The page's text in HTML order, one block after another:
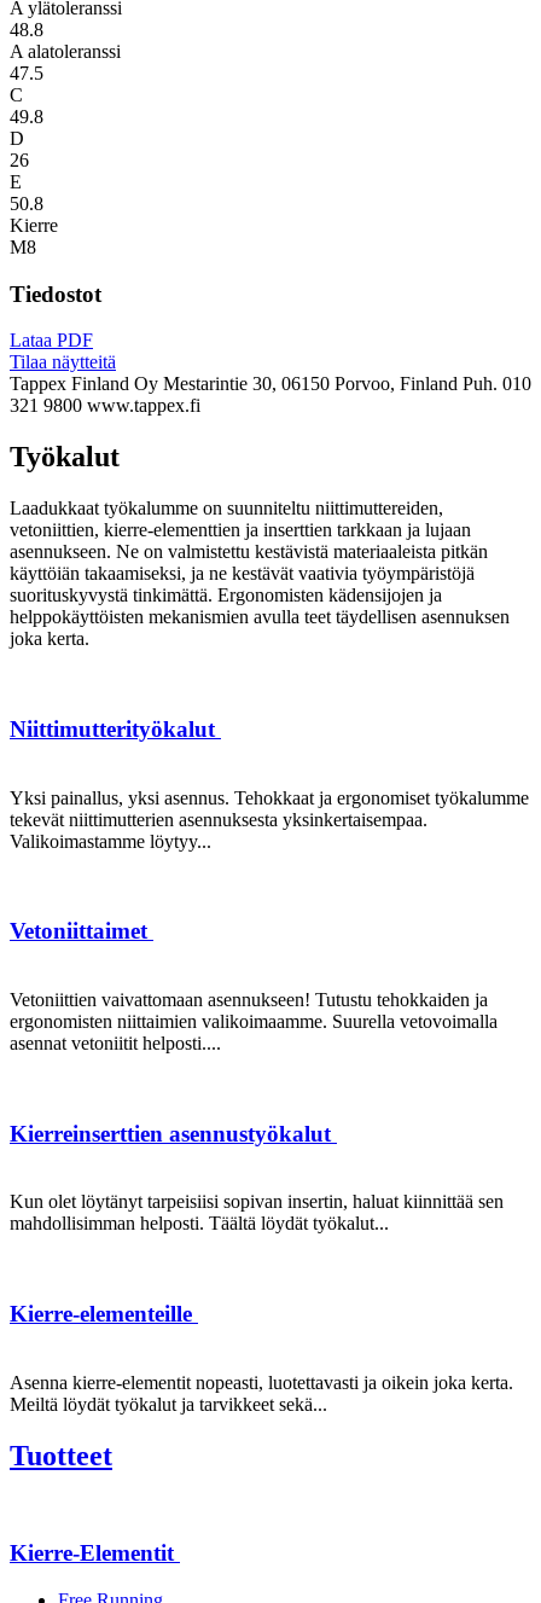
A ylätoleranssi
48.8
A alatoleranssi
47.5
C
49.8
D
26
E
50.8
Kierre
M8
Tiedostot
Lataa PDF
Tilaa näytteitä
Tappex Finland Oy Mestarintie 30, 06150 Porvoo, Finland Puh. 010
321 9800 www.tappex.fi
Työkalut
Laadukkaat työkalumme on suunniteltu niittimuttereiden,
vetoniittien, kierre-elementtien ja inserttien tarkkaan ja lujaan
asennukseen. Ne on valmistettu kestävistä materiaaleista pitkän
käyttöiän takaamiseksi, ja ne kestävät vaativia työympäristöjä
suorituskyvystä tinkimättä. Ergonomisten kädensijojen ja
helppokäyttöisten mekanismien avulla teet täydellisen asennuksen
joka kerta.
Niittimutterityökalut
Yksi painallus, yksi asennus. Tehokkaat ja ergonomiset työkalumme
tekevät niittimutterien asennuksesta yksinkertaisempaa.
Valikoimastamme löytyy...
Vetoniittaimet
Vetoniittien vaivattomaan asennukseen! Tutustu tehokkaiden ja
ergonomisten niittaimien valikoimaamme. Suurella vetovoimalla
asennat vetoniitit helposti....
Kierreinserttien asennustyökalut
Kun olet löytänyt tarpeisiisi sopivan insertin, haluat kiinnittää sen
mahdollisimman helposti. Täältä löydät työkalut...
Kierre-elementeille
Asenna kierre-elementit nopeasti, luotettavasti ja oikein joka kerta.
Meiltä löydät työkalut ja tarvikkeet sekä...
Tuotteet
Kierre-Elementit